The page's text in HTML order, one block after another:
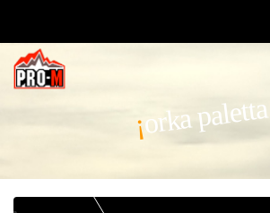
orka paletta